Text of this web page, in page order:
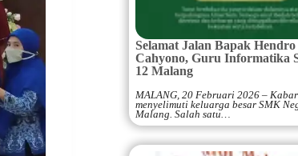
Selamat Jalan Bapak
Cahyono, Guru Informatika
12 Malang
MALANG, 20 Februari 2026 –
menyelimuti keluarga besar SMK
Malang. Salah satu…